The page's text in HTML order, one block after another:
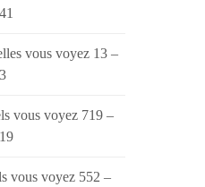
vous voyez 13 –
vous voyez 719 –
vous voyez 552 –